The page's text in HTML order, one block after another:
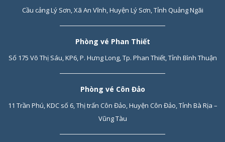
Cầu cảng Lý Sơn, Xã An Vĩnh, Huyện Lý Sơn, Tỉnh Quảng Ngãi
Phòng vé Phan Thiết
Số 175 Võ Thị Sáu, KP6, P. Hưng Long, Tp. Phan Thiết, Tỉnh Bình Thuận
Phòng vé Côn Đảo
11 Trần Phú, KDC số 6, Thị trấn Côn Đảo, Huyện Côn Đảo, Tỉnh Bà Rịa –
Vũng Tàu